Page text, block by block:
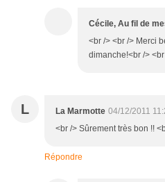
Cécile, Au fil de
<br /> <br /> Merci
dimanche!<br />
L La Marmotte 04/12/2011
<br /> Sûrement très bon !!
Répondre